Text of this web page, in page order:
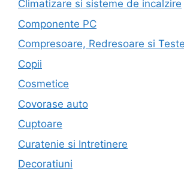
Climatizare si sisteme de incalzire
Componente PC
Compresoare, Redresoare si
Copii
Cosmetice
Covorase auto
Cuptoare
Curatenie si Intretinere
Decoratiuni